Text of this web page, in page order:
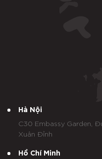
Hà Nội
C30 Embassy Garden,
Xuân Đỉnh
Hồ Chí Minh